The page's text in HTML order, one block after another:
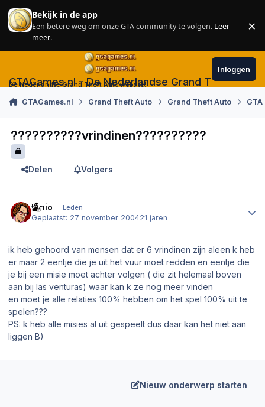
Skip to content
Bekijk in de app
Een betere weg om onze GTA community te volgen. Leer
meer.
×
GTAGames.nl - De Nederlandse Grand Theft Auto
De Nederlandse Grand Theft Auto website!
Inloggen
GTAGames.nl Grand Theft Auto Grand Theft Auto
??????????vrindinen??????????
Delen Volgers
tonio Leden
Geplaatst: 27 november 200421 jaren
ik heb gehoord van mensen dat er 6 vrindinen zijn aleen k heb
er maar 2 eentje die je uit het vuur moet redden en eentje die
je bij een misie moet achter volgen ( die zit helemaal boven
aan bij las venturas) waar kan k ze nog meer vinden
en moet je alle relaties 100% hebben om het spel 100% uit te
spelen???
PS: k heb alle misies al uit gespeelt dus daar kan het niet aan
liggen B)
Nieuw onderwerp starten